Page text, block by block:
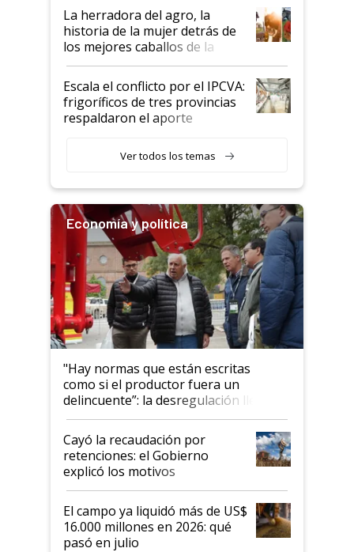
establecimientos en Argentina
La herradora del agro, la
historia de la mujer detrás de
los mejores caballos de la
Argentina y los mitos que
todavía hacen sufrir a estos
animales: "Mientras me
descalificaban, yo seguí
haciendo currículum"
Escala el conflicto por el IPCVA:
frigoríficos de tres provincias
respaldaron el aporte
Ver todos los temas
Economía y política
"Hay normas que están escritas
como si el productor fuera un
delincuente”: la desregulación llegó
al Congreso Aapresid y hasta se
habló del financiamiento al IPCVA
Cayó la recaudación por
retenciones: el Gobierno
explicó los motivos
El campo ya liquidó más de US$
16.000 millones en 2026: qué
pasó en julio